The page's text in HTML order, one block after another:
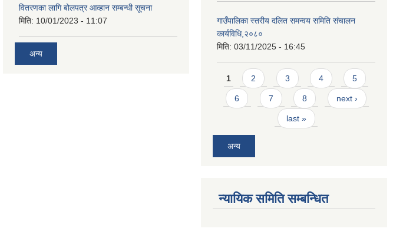
वितरणका लागि बोलपत्र आव्हान सम्बन्धी सूचना
मिति: 10/01/2023 - 11:07
अन्य
गाउँपालिका स्तरीय दलित समन्वय समिति संचालन
कार्यविधि,२०८०
मिति: 03/11/2025 - 16:45
Pages
1 2 3 4 5
6 7 8 next ›
last »
अन्य
न्यायिक समिति सम्बन्धित